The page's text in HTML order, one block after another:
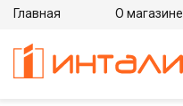
Главная О магазине